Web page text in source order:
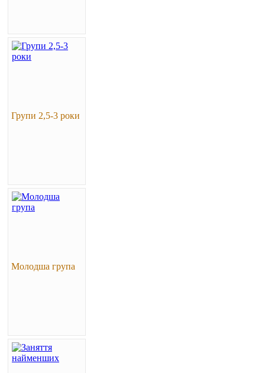
Групи 2,5-3 роки
Молодша група